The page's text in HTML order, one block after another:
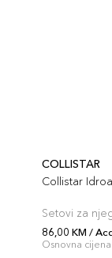
COLLISTAR
Collistar
Setovi za
86,00 KM /
Osnovna